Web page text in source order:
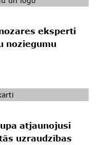
eksperti
noziegumu
atjaunojusi
uzraudzības